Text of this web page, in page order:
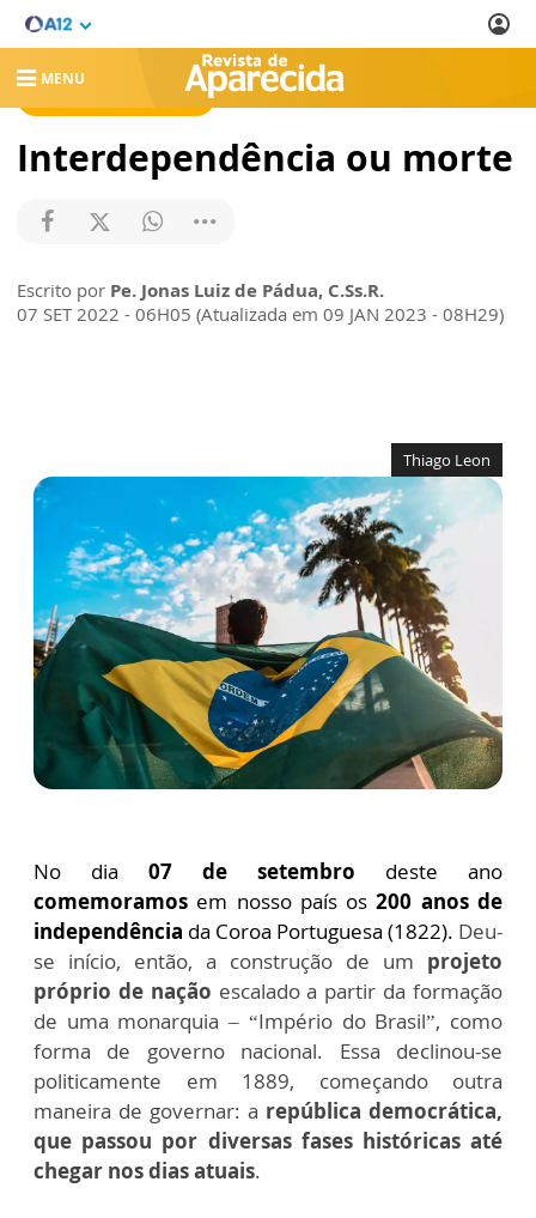
MENU
REVISTA DE APARECIDA
Interdependência ou morte
Escrito por Pe. Jonas Luiz de Pádua, C.Ss.R.
07 SET 2022 - 06H05 (Atualizada em 09 JAN 2023 - 08H29)
Thiago Leon
No dia 07 de setembro deste ano
comemoramos em nosso país os200 anos de
independência da Coroa Portuguesa (1822). Deu-
se início, então, a construção de um projeto
próprio de nação escalado a partir da formação
de uma monarquia – “Império do Brasil”, como
forma de governo nacional. Essa declinou-se
politicamente em 1889, começando outra
maneira de governar: a república democrática,
que passou por diversas fases históricas até
chegar nos dias atuais.